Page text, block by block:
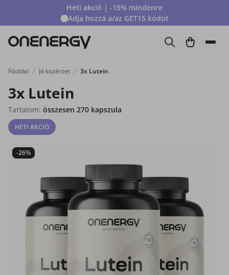
Heti akció | -15% mindenre
Adja hozzá a/az GET15 kódot
Főoldal Jó közérzet 3x Lutein
3x Lutein
Tartalom: összesen 270 kapszula
HETI AKCIÓ
-26%